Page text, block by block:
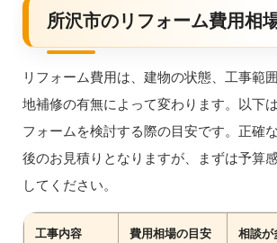
所沢市のリフォーム費用相
リフォーム費用は、建物の状態、工事範
地補修の有無によって変わります。以下
フォームを検討する際の目安です。正確
後のお見積りとなりますが、まずは予算
してください。
工事内容 費用相場の目安 相談が